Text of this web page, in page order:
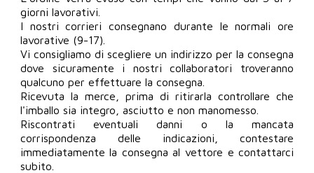
giorni lavorativi.
I nostri corrieri consegnano durante le normali ore
lavorative (9-17).
Vi consigliamo di scegliere un indirizzo per la consegna
dove sicuramente i nostri collaboratori troveranno
qualcuno per effettuare la consegna.
Ricevuta la merce, prima di ritirarla controllare che
l'imballo sia integro, asciutto e non manomesso.
Riscontrati eventuali danni o la mancata
corrispondenza delle indicazioni, contestare
immediatamente la consegna al vettore e contattarci
subito.